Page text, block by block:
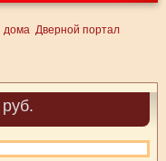
дома Дверной портал